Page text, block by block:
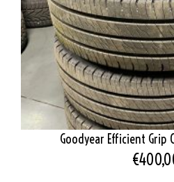
Goodyear Efficient Grip
€